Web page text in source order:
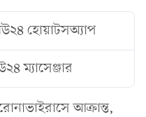
হোয়াটসঅ্যাপ
ম্যাসেঞ্জার
আক্রান্ত,